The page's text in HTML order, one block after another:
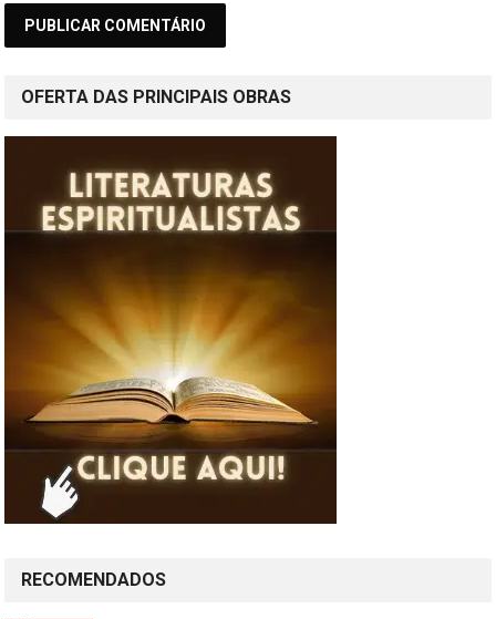
OFERTA DAS PRINCIPAIS OBRAS
RECOMENDADOS